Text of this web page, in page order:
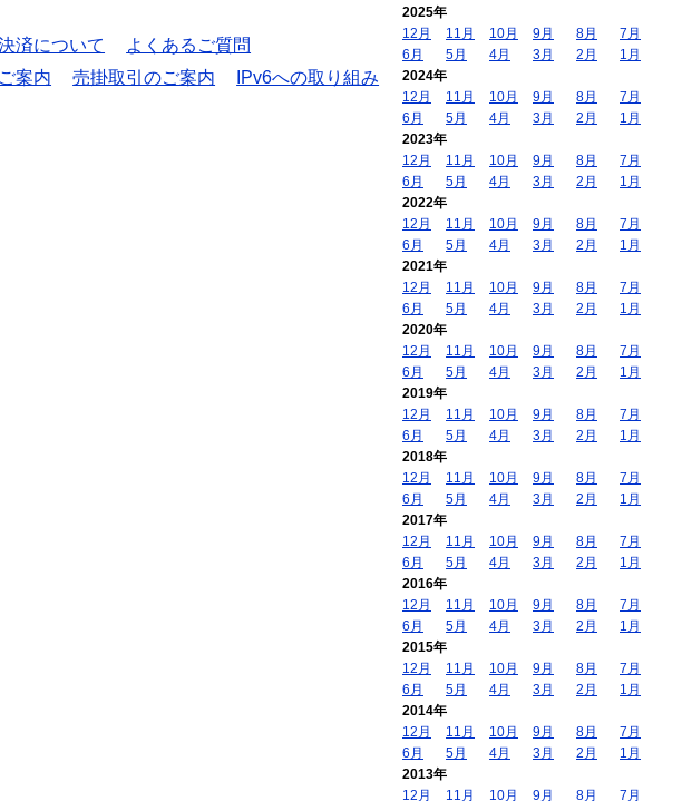
済について
よくあるご質問
案内 売掛取引のご案内
IPv6への取り組み
2025年
12月
11月 10月 9月 8月
7月
6月
5月 4月 3月 2月
1月
2024年
12月
11月 10月 9月 8月
7月
6月
5月 4月 3月 2月
1月
2023年
12月
11月 10月 9月 8月
7月
6月
5月 4月 3月 2月
1月
2022年
12月
11月 10月 9月 8月
7月
6月
5月 4月 3月 2月
1月
2021年
12月
11月 10月 9月 8月
7月
6月
5月 4月 3月 2月
1月
2020年
12月
11月 10月 9月 8月
7月
6月
5月 4月 3月 2月
1月
2019年
12月
11月 10月 9月 8月
7月
6月
5月 4月 3月 2月
1月
2018年
12月
11月 10月 9月 8月
7月
6月
5月 4月 3月 2月
1月
2017年
12月
11月 10月 9月 8月
7月
6月
5月 4月 3月 2月
1月
2016年
12月
11月 10月 9月 8月
7月
6月
5月 4月 3月 2月
1月
2015年
12月
11月 10月 9月 8月
7月
6月
5月 4月 3月 2月
1月
2014年
12月
11月 10月 9月 8月
7月
6月
5月 4月 3月 2月
1月
2013年
12月
11月 10月 9月 8月 7月